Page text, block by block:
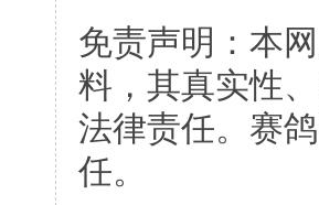
免责声明：本
料，其真实性
法律责任。赛
任。